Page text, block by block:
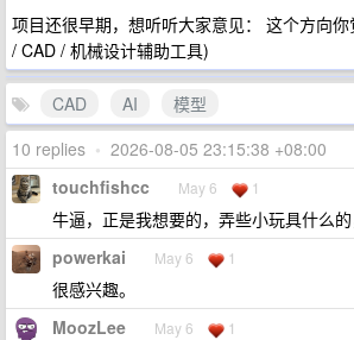
项目还很早期，想听听大家意见： 这个方向
/ CAD / 机械设计辅助工具)
CAD AI
模型
10 replies • 2026-08-05 23:15:38 +08:00
touchfishcc May 6 1
牛逼，正是我想要的，弄些小玩具什么
powerkai May 6 1
很感兴趣。
MoozLee May 6 1